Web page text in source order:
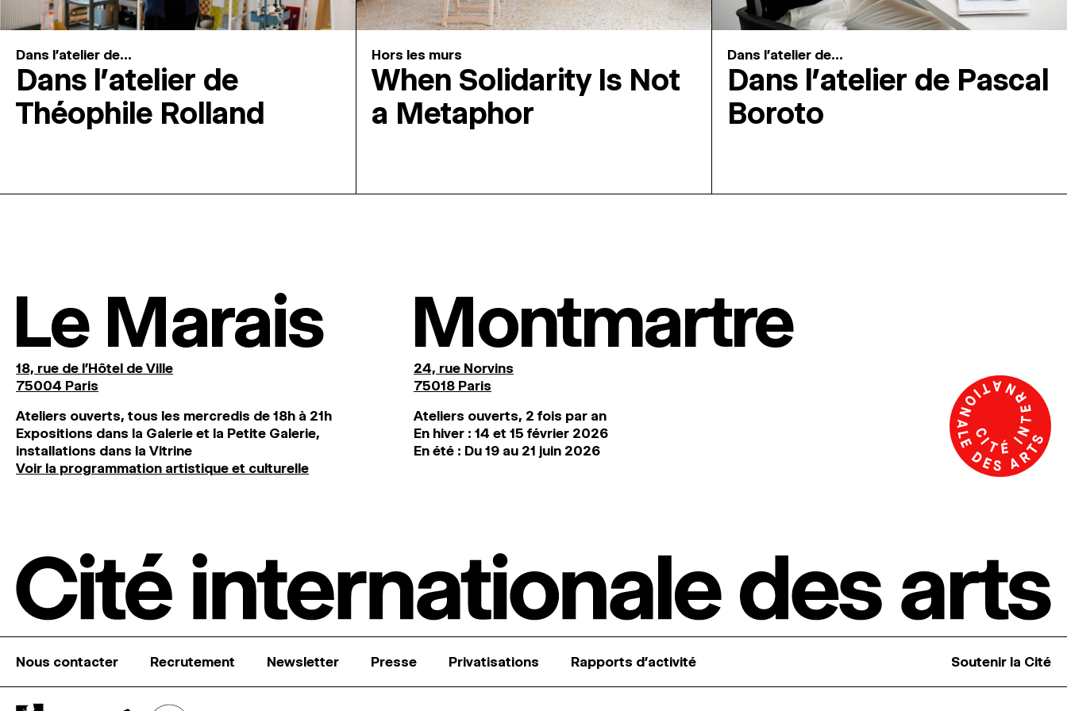
Dans l'atelier de...
Dans l’atelier de
Théophile Rolland
Hors les murs
When Solidarity Is Not
a Metaphor
Dans l'atelier de...
Dans l’atelier de Pascal
Boroto
Le Marais
18, rue de l'Hôtel de Ville
75004 Paris
Ateliers ouverts, tous les mercredis de 18h à 21h
Expositions dans la Galerie et la Petite Galerie,
installations dans la Vitrine
Voir la programmation artistique et culturelle
Montmartre
24, rue Norvins
75018 Paris
Ateliers ouverts, 2 fois par an
En hiver : 14 et 15 février 2026
En été : Du 19 au 21 juin 2026
Nous contacter Recrutement Newsletter Presse Privatisations Rapports d’activité Soutenir la Cité